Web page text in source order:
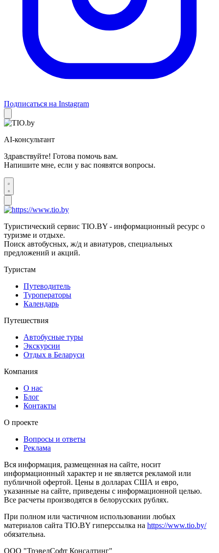
Подписаться на Instagram
AI-консультант
Здравствуйте! Готова помочь вам.
Напишите мне, если у вас появятся вопросы.
Туристический сервис TIO.BY - информационный ресурс о
туризме и отдыхе.
Поиск автобусных, ж/д и авиатуров, специальных
предложений и акций.
Туристам
Путеводитель
Туроператоры
Календарь
Путешествия
Автобусные туры
Экскурсии
Отдых в Беларуси
Компания
О нас
Блог
Контакты
О проекте
Вопросы и ответы
Реклама
Вся информация, размещенная на сайте, носит
информационный характер и не является рекламой или
публичной офертой. Цены в долларах США и евро,
указанные на сайте, приведены с информационной целью.
Все расчеты производятся в белорусских рублях.
При полном или частичном использовании любых
материалов сайта TIO.BY гиперссылка на https://www.tio.by/
обязательна.
ООО "ТрэвелСофт Консалтинг"